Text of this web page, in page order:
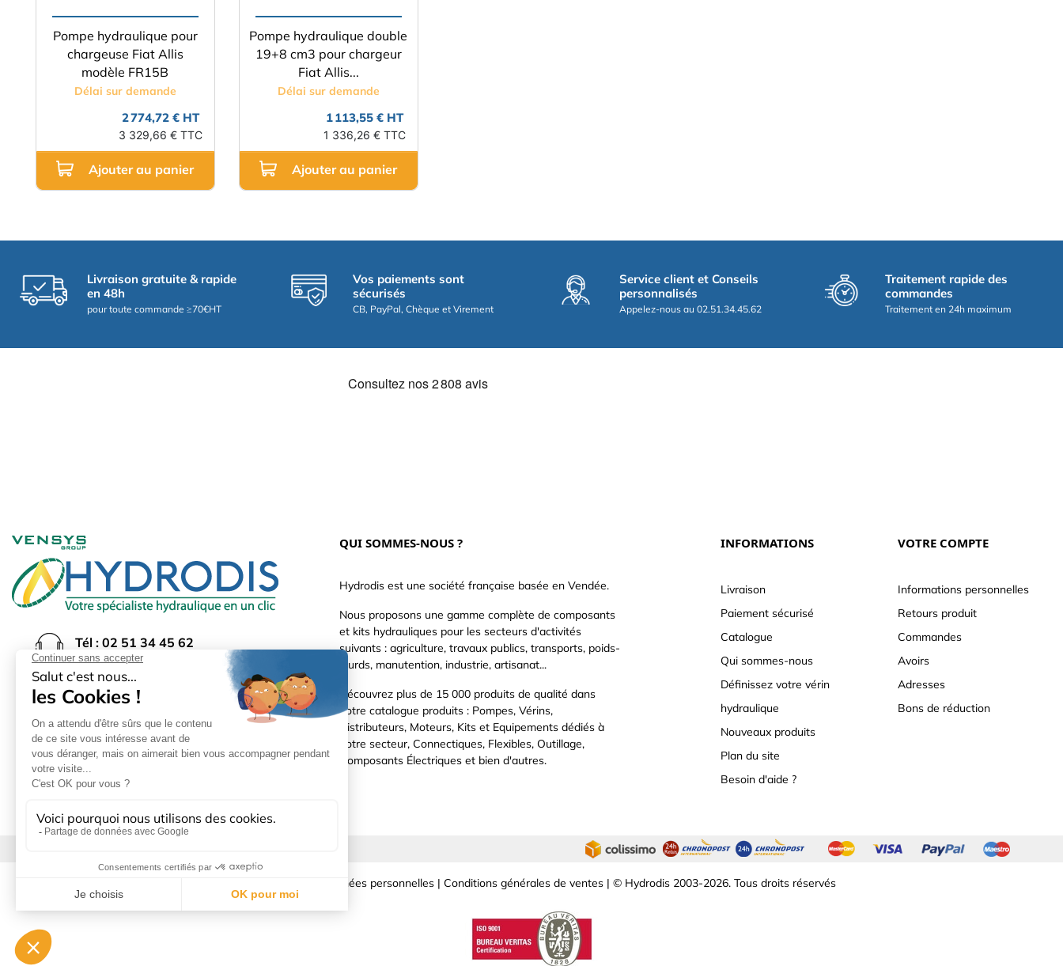
Pompe hydraulique pour
chargeuse Fiat Allis
modèle FR15B
Délai sur demande
2 774,72 € HT
3 329,66 € TTC
Ajouter au panier
Pompe hydraulique double
19+8 cm3 pour chargeur
Fiat Allis...
Délai sur demande
1 113,55 € HT
1 336,26 € TTC
Ajouter au panier
Livraison gratuite & rapide
en 48h
pour toute commande ≥70€HT
Vos paiements sont
sécurisés
CB, PayPal, Chèque et Virement
Service client et Conseils
personnalisés
Appelez-nous au 02.51.34.45.62
Traitement rapide des
commandes
Traitement en 24h maximum
Tél : 02 51 34 45 62
Ouvert du lundi au vendredi
8h à 12h30 et 13h45 à 18h
(17h30 le vendredi)
Rue du Bocage La Ribotière
85170 Le Poiré sur Vie
QUI SOMMES-NOUS ?
Hydrodis est une société française basée en Vendée.
Nous proposons une gamme complète de composants
et kits hydrauliques pour les secteurs d'activités
suivants : agriculture, travaux publics, transports, poids-
lourds, manutention, industrie, artisanat...
Découvrez plus de 15 000 produits de qualité dans
notre catalogue produits : Pompes, Vérins,
Distributeurs, Moteurs, Kits et Equipements dédiés à
notre secteur, Connectiques, Flexibles, Outillage,
Composants Électriques et bien d'autres.
INFORMATIONS
Livraison
Paiement sécurisé
Catalogue
Qui sommes-nous
Définissez votre vérin
hydraulique
Nouveaux produits
Plan du site
Besoin d'aide ?
VOTRE COMPTE
Informations personnelles
Retours produit
Commandes
Avoirs
Adresses
Bons de réduction
Données personnelles | Conditions générales de ventes | © Hydrodis 2003-2026. Tous droits réservés